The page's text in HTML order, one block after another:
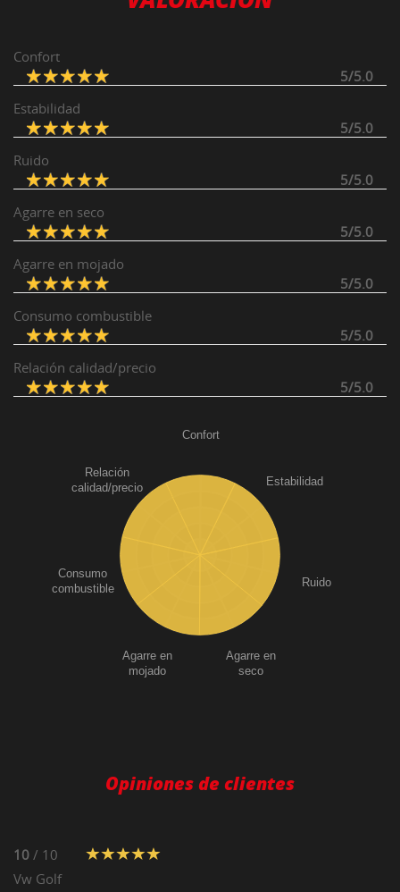
Confort
5/5.0
Estabilidad
5/5.0
Ruido
5/5.0
Agarre en seco
5/5.0
Agarre en mojado
5/5.0
Consumo combustible
5/5.0
Relación calidad/precio
5/5.0
Confort
Estabilidad
Ruido
Agarre en
seco
Agarre en
mojado
Consumo
combustible
Relación
calidad/precio
Opiniones de clientes
10 / 10
Vw Golf